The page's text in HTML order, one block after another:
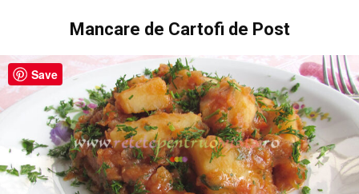
Mancare de Cartofi de Post
Save